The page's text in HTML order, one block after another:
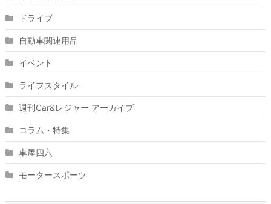
ドライブ
自動車関連用品
イベント
ライフスタイル
週刊Car&レジャー アーカイブ
コラム・特集
車屋四六
モータースポーツ